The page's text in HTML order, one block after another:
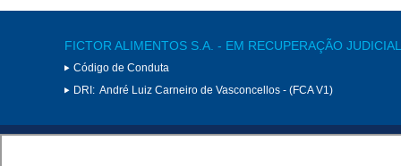
FICTOR ALIMENTOS S.A. - EM RECUPERAÇÃO
Código de Conduta
DRI: André Luiz Carneiro de Vasconcellos - (FCA V1)